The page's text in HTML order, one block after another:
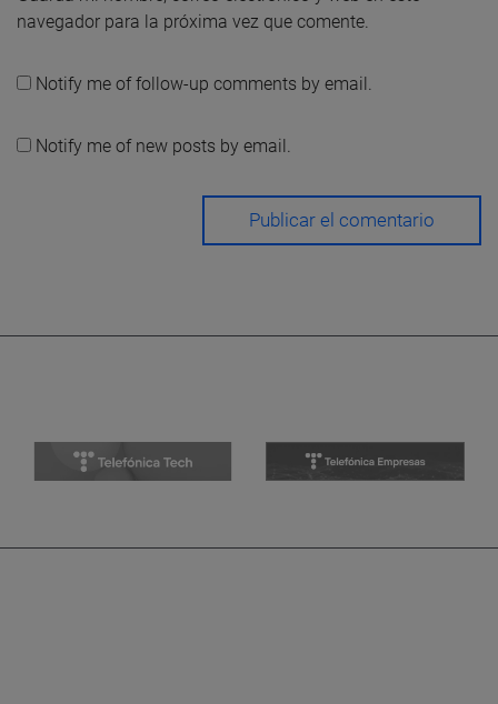
navegador para la próxima vez que comente.
Notify me of follow-up comments by email.
Notify me of new posts by email.